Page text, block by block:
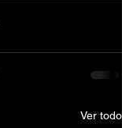
Ver todo